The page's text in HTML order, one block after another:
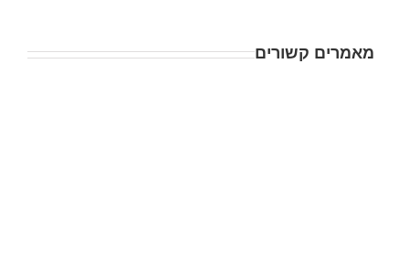
מאמרים קשורים